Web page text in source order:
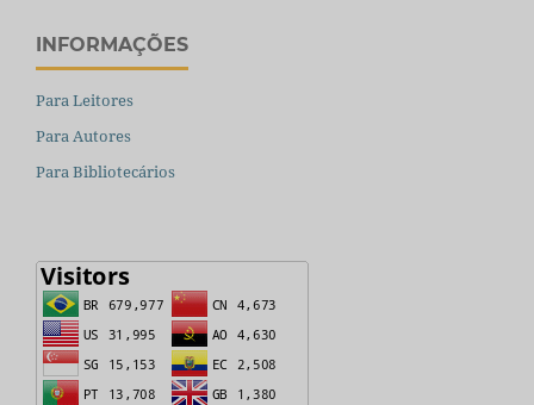
INFORMAÇÕES
Para Leitores
Para Autores
Para Bibliotecários